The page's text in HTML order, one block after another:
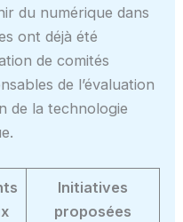
du numérique dans
ont déjà été
de comités
de l’évaluation
de la technologie
Initiatives
proposées